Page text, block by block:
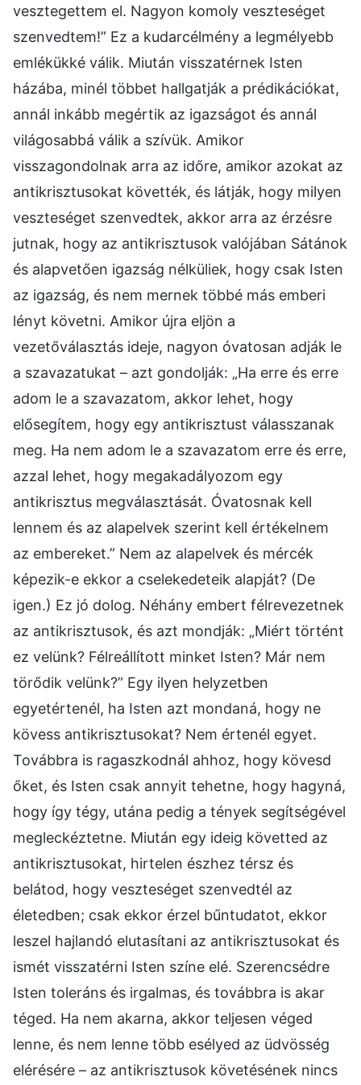
vesztegettem el. Nagyon komoly veszteséget
szenvedtem!” Ez a kudarcélmény a legmélyebb
emlékükké válik. Miután visszatérnek Isten
házába, minél többet hallgatják a prédikációkat,
annál inkább megértik az igazságot és annál
világosabbá válik a szívük. Amikor
visszagondolnak arra az időre, amikor azokat az
antikrisztusokat követték, és látják, hogy milyen
veszteséget szenvedtek, akkor arra az érzésre
jutnak, hogy az antikrisztusok valójában Sátánok
és alapvetően igazság nélküliek, hogy csak Isten
az igazság, és nem mernek többé más emberi
lényt követni. Amikor újra eljön a
vezetőválasztás ideje, nagyon óvatosan adják le
a szavazatukat – azt gondolják: „Ha erre és erre
adom le a szavazatom, akkor lehet, hogy
elősegítem, hogy egy antikrisztust válasszanak
meg. Ha nem adom le a szavazatom erre és erre,
azzal lehet, hogy megakadályozom egy
antikrisztus megválasztását. Óvatosnak kell
lennem és az alapelvek szerint kell értékelnem
az embereket.” Nem az alapelvek és mércék
képezik-e ekkor a cselekedeteik alapját? (De
igen.) Ez jó dolog. Néhány embert félrevezetnek
az antikrisztusok, és azt mondják: „Miért történt
ez velünk? Félreállított minket Isten? Már nem
törődik velünk?” Egy ilyen helyzetben
egyetértenél, ha Isten azt mondaná, hogy ne
kövess antikrisztusokat? Nem értenél egyet.
Továbbra is ragaszkodnál ahhoz, hogy kövesd
őket, és Isten csak annyit tehetne, hogy hagyná,
hogy így tégy, utána pedig a tények segítségével
megleckéztetne. Miután egy ideig követted az
antikrisztusokat, hirtelen észhez térsz és
belátod, hogy veszteséget szenvedtél az
életedben; csak ekkor érzel bűntudatot, ekkor
leszel hajlandó elutasítani az antikrisztusokat és
ismét visszatérni Isten színe elé. Szerencsédre
Isten toleráns és irgalmas, és továbbra is akar
téged. Ha nem akarna, akkor teljesen véged
lenne, és nem lenne több esélyed az üdvösség
elérésére – az antikrisztusok követésének nincs